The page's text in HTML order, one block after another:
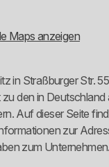
Maps anzeigen
in Straßburger Str.
zu den in Deutschland
Auf dieser Seite
zur
zum Unternehmen.